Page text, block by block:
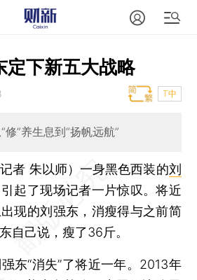
定下新五大战略
T中
”养生息到“扬帆远航”
者 朱以师） 一身黑色西装的刘
起了现场记者一片惊叹。将近
现的刘强东，消瘦得与之前简
自己说，瘦了36斤。
“消失”了将近一年。2013年